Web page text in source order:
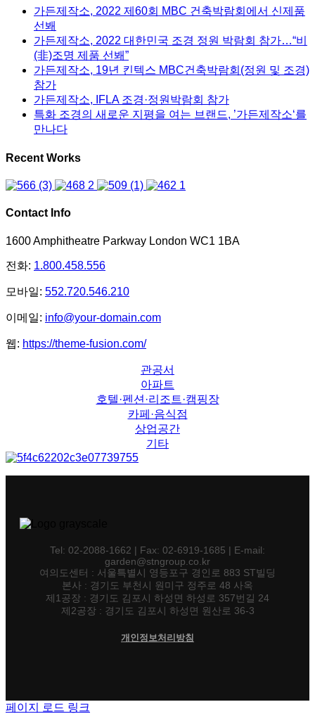
가든제작소, 2022 제60회 MBC 건축박람회에서 신제품
선봬
가든제작소, 2022 대한민국 조경 정원 박람회 참가…“비
(非)조명 제품 선봬”
가든제작소, 19년 킨텍스 MBC건축박람회(정원 및 조경)
참가
가든제작소, IFLA 조경·정원박람회 참가
특화 조경의 새로운 지평을 여는 브랜드, ’가든제작소‘를
만나다
Recent Works
Contact Info
1600 Amphitheatre Parkway London WC1 1BA
전화: 1.800.458.556
모바일: 552.720.546.210
이메일: info@your-domain.com
웹: https://theme-fusion.com/
관공서
아파트
호텔·펜션·리조트·캠핑장
카페·음식점
상업공간
기타
Tel: 02-2088-1662 | Fax: 02-6919-1685 | E-mail:
garden@stngroup.co.kr
여의도센터 : 서울특별시 영등포구 경인로 883 ST빌딩
본사 : 경기도 부천시 원미구 정주로 48 사옥
제1공장 : 경기도 김포시 하성면 하성로 357번길 24
제2공장 : 경기도 김포시 하성면 원산로 36-3
개인정보처리방침
페이지 로드 링크